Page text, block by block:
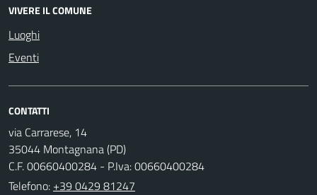
VIVERE IL COMUNE
Luoghi
Eventi
CONTATTI
via Carrarese, 14
35044 Montagnana (PD)
C.F. 00660400284 - P.Iva: 00660400284
Telefono: +39 0429 81247